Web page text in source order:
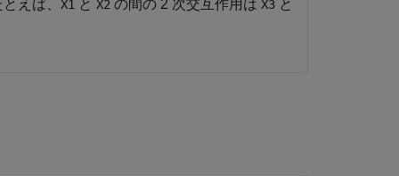
えば、 X1 と X2 の間の 2 次交互作用は X3 と